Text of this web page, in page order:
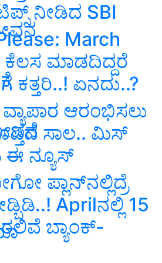
ನೀಡಿದ SBI
March
ಮಾಡದಿದ್ದರೆ
ಕತ್ತರಿ..! ಏನದು..?
ಆರಂಭಿಸಲು
ಸಾಲ.. ಮಿಸ್‌
ಈ ನ್ಯೂಸ್‌
ಪ್ಲಾನ್‌ನಲ್ಲಿದ್ರೆ
Aprilನಲ್ಲಿ 15
ಬ್ಯಾಂಕ್‌-